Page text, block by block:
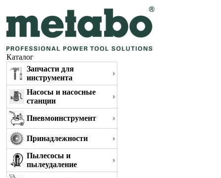
Каталог
Запчасти для
инструмента
Насосы и насосные
станции
Пневмоинструмент
Принадлежности
Пылесосы и
пылеудаление